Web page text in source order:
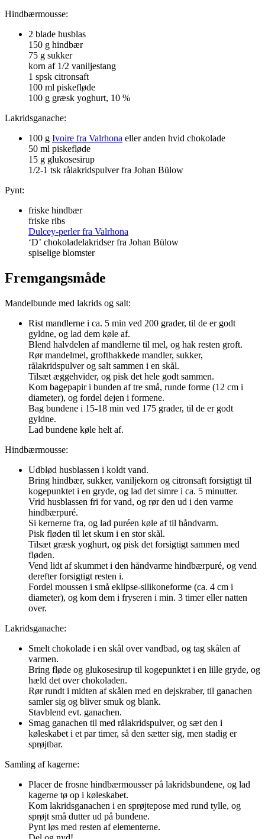
Hindbærmousse:
2 blade husblas
150 g hindbær
75 g sukker
korn af 1/2 vaniljestang
1 spsk citronsaft
100 ml piskefløde
100 g græsk yoghurt, 10 %
Lakridsganache:
100 g Ivoire fra Valrhona eller anden hvid chokolade
50 ml piskefløde
15 g glukosesirup
1/2-1 tsk rålakridspulver fra Johan Bülow
Pynt:
friske hindbær
friske ribs
Dulcey-perler fra Valrhona
‘D’ chokoladelakridser fra Johan Bülow
spiselige blomster
Fremgangsmåde
Mandelbunde med lakrids og salt:
Rist mandlerne i ca. 5 min ved 200 grader, til de er godt
gyldne, og lad dem køle af.
Blend halvdelen af mandlerne til mel, og hak resten groft.
Rør mandelmel, grofthakkede mandler, sukker,
rålakridspulver og salt sammen i en skål.
Tilsæt æggehvider, og pisk det hele godt sammen.
Kom bagepapir i bunden af tre små, runde forme (12 cm i
diameter), og fordel dejen i formene.
Bag bundene i 15-18 min ved 175 grader, til de er godt
gyldne.
Lad bundene køle helt af.
Hindbærmousse:
Udblød husblassen i koldt vand.
Bring hindbær, sukker, vaniljekorn og citronsaft forsigtigt til
kogepunktet i en gryde, og lad det simre i ca. 5 minutter.
Vrid husblassen fri for vand, og rør den ud i den varme
hindbærpuré.
Si kernerne fra, og lad puréen køle af til håndvarm.
Pisk fløden til let skum i en stor skål.
Tilsæt græsk yoghurt, og pisk det forsigtigt sammen med
fløden.
Vend lidt af skummet i den håndvarme hindbærpuré, og vend
derefter forsigtigt resten i.
Fordel moussen i små eklipse-silikoneforme (ca. 4 cm i
diameter), og kom dem i fryseren i min. 3 timer eller natten
over.
Lakridsganache:
Smelt chokolade i en skål over vandbad, og tag skålen af
varmen.
Bring fløde og glukosesirup til kogepunktet i en lille gryde, og
hæld det over chokoladen.
Rør rundt i midten af skålen med en dejskraber, til ganachen
samler sig og bliver smuk og blank.
Stavblend evt. ganachen.
Smag ganachen til med rålakridspulver, og sæt den i
køleskabet i et par timer, så den sætter sig, men stadig er
sprøjtbar.
Samling af kagerne:
Placer de frosne hindbærmousser på lakridsbundene, og lad
kagerne tø op i køleskabet.
Kom lakridsganachen i en sprøjtepose med rund tylle, og
sprøjt små dutter ud på bundene.
Pynt løs med resten af elementerne.